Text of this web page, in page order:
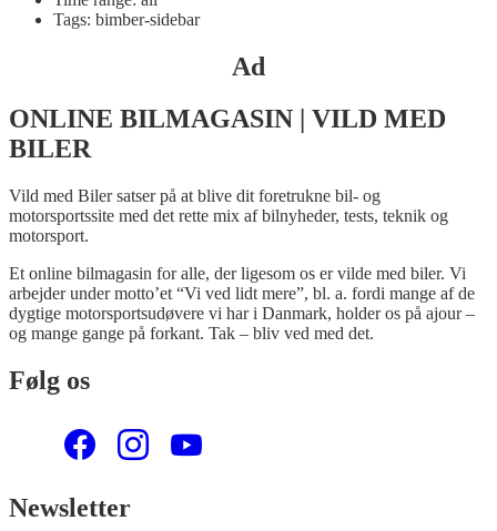
Tags: bimber-sidebar
Ad
ONLINE BILMAGASIN | VILD MED
BILER
Vild med Biler satser på at blive dit foretrukne bil- og
motorsportssite med det rette mix af bilnyheder, tests, teknik og
motorsport.
Et online bilmagasin for alle, der ligesom os er vilde med biler. Vi
arbejder under motto’et “Vi ved lidt mere”, bl. a. fordi mange af de
dygtige motorsportsudøvere vi har i Danmark, holder os på ajour –
og mange gange på forkant. Tak – bliv ved med det.
Følg os
Newsletter